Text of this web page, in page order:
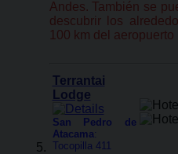
Andes. También se
descubrir los
100 km del
Terrantai
Lodge
San Pedro de
Atacama:
Tocopilla 411